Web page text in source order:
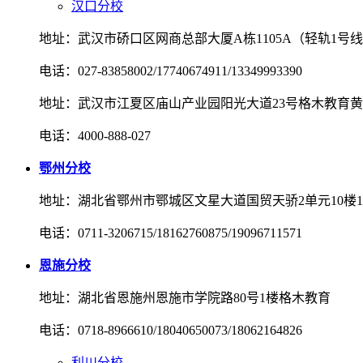
汉口分校
地址：武汉市硚口区网商总部大厦A栋1105A（轻轨1号线
电话：027-83858002/17740674911/13349993390
地址：武汉市江夏区庙山产业园阳光大道23号格木教育
电话：4000-888-027
鄂州分校
地址：湖北省鄂州市鄂城区文星大道国贸天骄2单元10楼
电话：0711-3206715/18162760875/19096711571
恩施分校
地址：湖北省恩施州恩施市学院路80号1楼格木教育
电话：0718-8966610/18040650073/18062164826